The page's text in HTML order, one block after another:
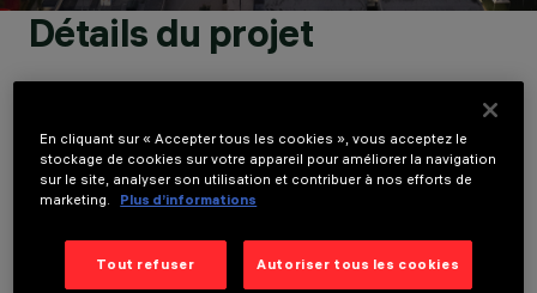
ANNÉE
2021
IN COLLABORATION
WITH GENSLER AND
SPF: A
D’ÉCLAIRAGE
BURO HAPPOLD-
Détails du projet
LOS ANGELES, U.S.A
ANNÉE
2021
CONCEPTION
ARCHITECTURALE
En cliquant sur « Accepter tous les cookies », vous acceptez le
stockage de cookies sur votre appareil pour améliorer la navigation
sur le site, analyser son utilisation et contribuer à nos efforts de
marketing.
Plus d’informations
Tout refuser Autoriser tous les cookies